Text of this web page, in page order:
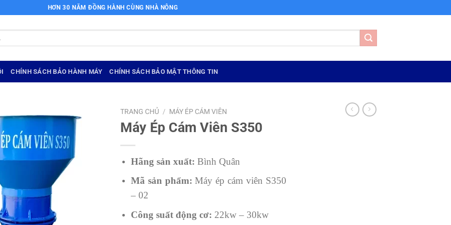
HƠN 30 NĂM ĐỒNG HÀNH CÙNG NHÀ NÔNG
CHÍNH SÁCH BẢO HÀNH MÁY CHÍNH SÁCH BẢO MẬT THÔNG TIN
TRANG CHỦ / MÁY ÉP CÁM VIÊN
Máy Ép Cám Viên S350
Hãng sản xuất: Bình Quân
Mã sản phẩm: Máy ép cám viên S350
– 02
Công suất động cơ: 22kw – 30kw